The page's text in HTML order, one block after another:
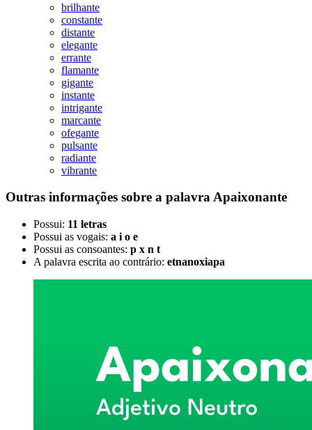
brilhante
constante
distante
elegante
errante
flamante
gigante
instante
intrigante
marcante
ofegante
pulsante
radiante
vibrante
Outras informações sobre a palavraApaixonante
Possui: 11 letras
Possui as vogais: a i o e
Possui as consoantes: p x n t
A palavra escrita ao contrário: etnanoxiapa